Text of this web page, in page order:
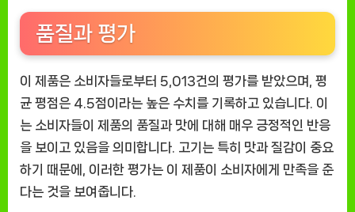
품질과 평가
이 제품은 소비자들로부터 5,013건의 평가를 받았으며, 평
균 평점은 4.5점이라는 높은 수치를 기록하고 있습니다. 이
는 소비자들이 제품의 품질과 맛에 대해 매우 긍정적인 반응
을 보이고 있음을 의미합니다. 고기는 특히 맛과 질감이 중요
하기 때문에, 이러한 평가는 이 제품이 소비자에게 만족을 준
다는 것을 보여줍니다.